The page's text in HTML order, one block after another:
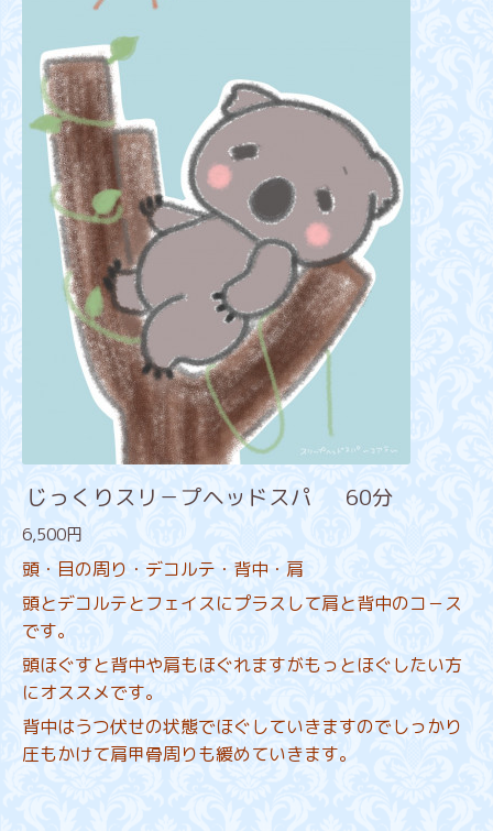
じっくりスリ－プヘッドスパ 60分
6,500円
頭・目の周り・デコルテ・背中・肩
頭とデコルテとフェイスにプラスして肩と背中のコ－ス
です。
頭ほぐすと背中や肩もほぐれますがもっとほぐしたい方
にオススメです。
背中はうつ伏せの状態でほぐしていきますのでしっかり
圧もかけて肩甲骨周りも緩めていきます。